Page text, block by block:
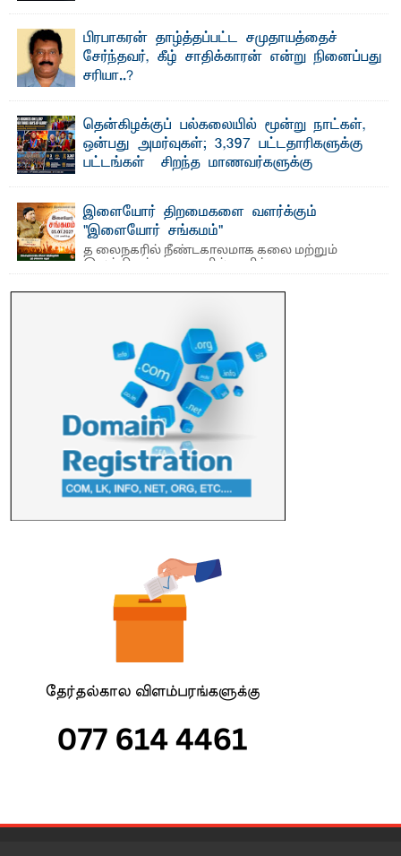
பாண்டிருப்பு ...பிரபாகரன் தாழ்த்தப்பட்ட சமுதாயத்தைச்
சேர்ந்தவர், கீழ் சாதிக்காரன் என்று நினைப்பது
சரியா..?
தென்கிழக்குப் பல்கலையில் மூன்று நாட்கள்,
ஒன்பது அமர்வுகள்; 3,397 பட்டதாரிகளுக்கு
பட்டங்கள் – சிறந்த மாணவர்களுக்கு
மற்றும் சிறப்புப் பரிசுகள்
எம்.வை. அமீர்- ஒ லுவிலில் அமைந்துள்ள தென்கிழக்குப்
பல்கலைக்கழகத்தின் 18ஆவது பொதுப் பட்டமளிப்பு விழா ...
இளையோர் திறமைகளை வளர்க்கும்
"இளையோர் சங்கமம்"
த லைநகரில் நீண்டகாலமாக கலை மற்றும்
இலக்கியத் துறைகளில் தனித்துவமான
பணிகளை முன்னெடுத்து வரும் புதிய ...